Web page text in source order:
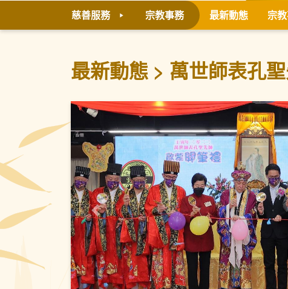
慈善服務 宗教事務 最新動態 宗
最新動態 萬世師表孔
上一頁